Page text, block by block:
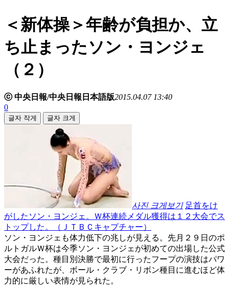
＜新体操＞年齢が負担か、立
ち止まったソン・ヨンジェ
（２）
ⓒ 中央日報/中央日報日本語版2015.04.07 13:40
0
글자 작게 글자 크게
사진 크게보기 足首をけ
がしたソン・ヨンジェ。Ｗ杯連続メダル獲得は１２大会でス
トップした。（ＪＴＢＣキャプチャー）
ソン・ヨンジェも体力低下の兆しが見える。先月２９日のポ
ルトガルＷ杯は今季ソン・ヨンジェが初めての出場した公式
大会だった。種目別決勝で最初に行ったフープの演技はパワ
ーがあふれたが、ボール・クラブ・リボン種目に進むほど体
力的に厳しい表情が見られた。